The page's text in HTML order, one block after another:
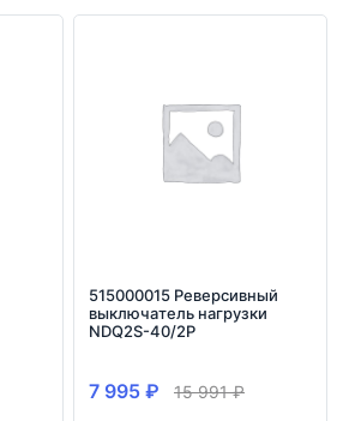
515000015 Реверсивный
выключатель нагрузки
NDQ2S-40/2P
7 995 ₽ 15 991₽